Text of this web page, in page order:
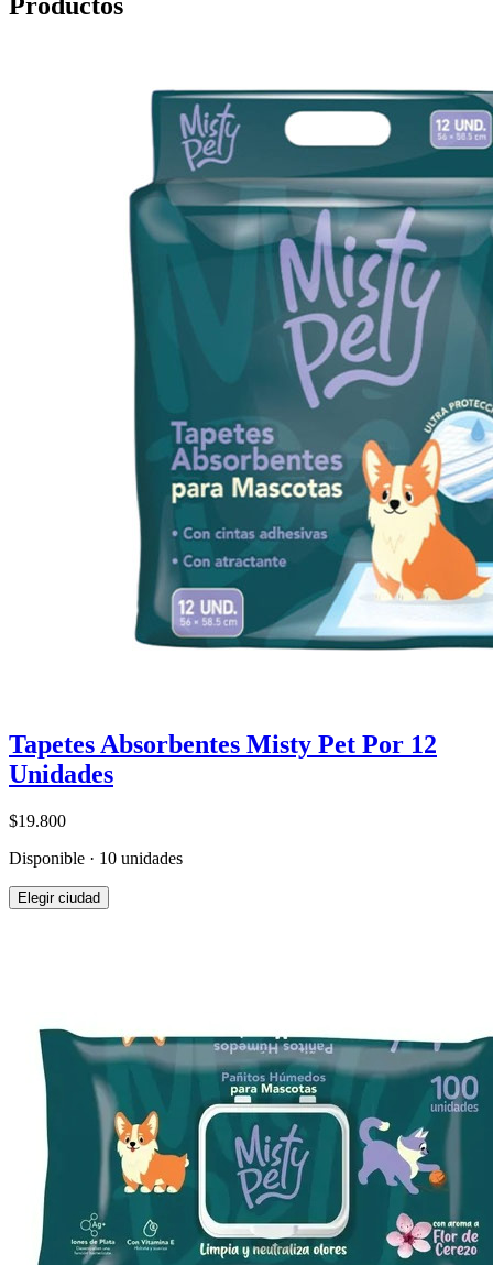
Productos
Tapetes Absorbentes Misty Pet Por 12
Unidades
$19.800
Disponible · 10 unidades
Elegir ciudad